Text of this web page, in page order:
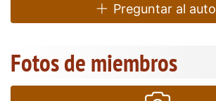
Preguntar al
Fotos de miembros